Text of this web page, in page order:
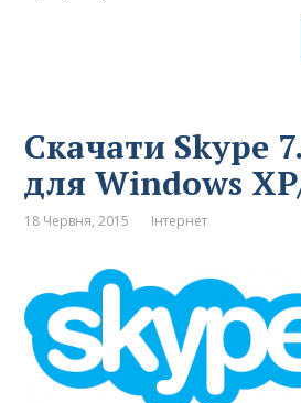
Скачати Skype
для Windows
18 Червня, 2015 Інтернет